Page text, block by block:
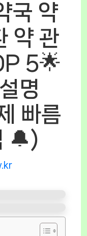
국 약
약 관
5🌟
명
빠름
🔔)